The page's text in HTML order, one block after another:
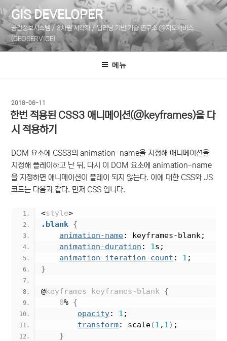
텐
츠
로
바
GIS DEVELOPER
공간정보시스템 / 3차원 시각화 / 딥러닝 기반 기술 연구소 @지오서비스
(GEOSERVICE)
메뉴
작
성
일
자
2018-06-11
한번 적용된 CSS3 애니메이션(@keyframes)을 다
시 적용하기
DOM 요소에 CSS3의 animation-name을 지정해 애니메이션을
지정해 플레이하고 난 뒤, 다시 이 DOM 요소에 animation-name
을 지정하면 애니메이션이 플레이 되지 않는다. 이에 대한 CSS와 JS
코드는 다음과 같다. 먼저 CSS 입니다.
<style>
.blank {
animation-name: keyframes-blank;
animation-duration : 1s;
animation-iteration-count : 1 ;
}
@keyframes keyframes-blank {
0% {
opacity: 1 ;
transform: scale(1 , 1) ;
}